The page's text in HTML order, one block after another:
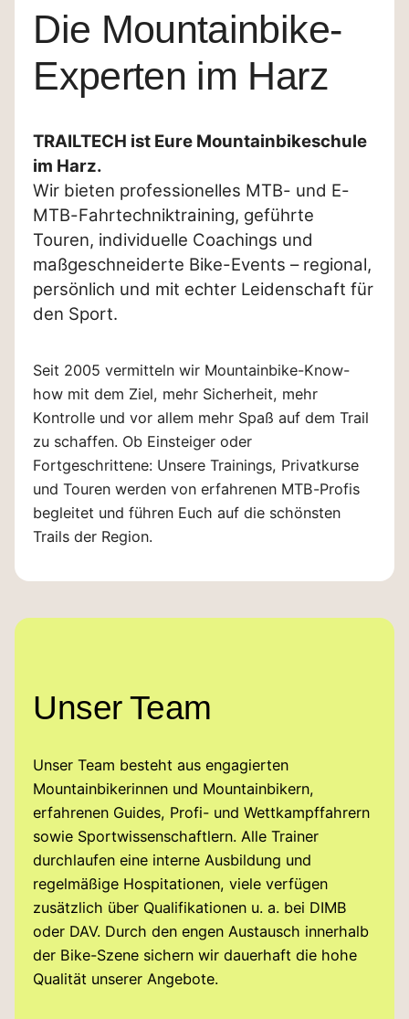
Die Mountainbike-
Experten im Harz
TRAILTECH ist Eure Mountainbikeschule
im Harz.
Wir bieten professionelles MTB- und E-
MTB-Fahrtechniktraining, geführte
Touren, individuelle Coachings und
maßgeschneiderte Bike-Events – regional,
persönlich und mit echter Leidenschaft für
den Sport.
Seit 2005 vermitteln wir Mountainbike-Know-
how mit dem Ziel, mehr Sicherheit, mehr
Kontrolle und vor allem mehr Spaß auf dem Trail
zu schaffen. Ob Einsteiger oder
Fortgeschrittene: Unsere Trainings, Privatkurse
und Touren werden von erfahrenen MTB-Profis
begleitet und führen Euch auf die schönsten
Trails der Region.
Unser Team
Unser Team besteht aus engagierten
Mountainbikerinnen und Mountainbikern,
erfahrenen Guides, Profi- und Wettkampffahrern
sowie Sportwissenschaftlern. Alle Trainer
durchlaufen eine interne Ausbildung und
regelmäßige Hospitationen, viele verfügen
zusätzlich über Qualifikationen u. a. bei DIMB
oder DAV. Durch den engen Austausch innerhalb
der Bike-Szene sichern wir dauerhaft die hohe
Qualität unserer Angebote.